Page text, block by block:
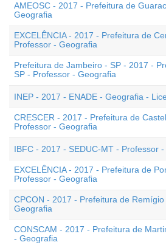
AMEOSC - 2017 - Prefeitura de
Geografia
EXCELÊNCIA - 2017 - Prefeitura de
Professor - Geografia
Prefeitura de Jambeiro - SP - 2017 -
SP - Professor - Geografia
INEP - 2017 - ENADE - Geografia -
CRESCER - 2017 - Prefeitura de
Professor - Geografia
IBFC - 2017 - SEDUC-MT - Professor
EXCELÊNCIA - 2017 - Prefeitura de
Professor - Geografia
CPCON - 2017 - Prefeitura de
Geografia
CONSCAM - 2017 - Prefeitura de
- Geografia